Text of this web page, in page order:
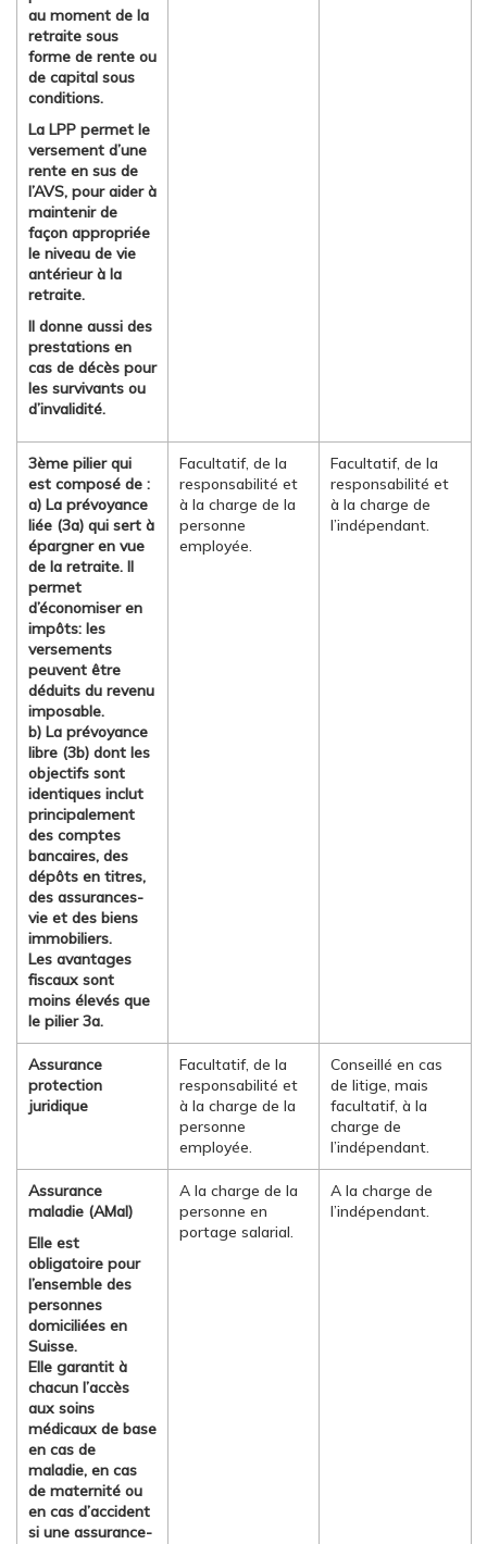
au moment de la
retraite sous
forme de rente ou
de capital sous
conditions.
La LPP permet le
versement d’une
rente en sus de
l’AVS, pour aider à
maintenir de
façon appropriée
le niveau de vie
antérieur à la
retraite.
Il donne aussi des
prestations en
cas de décès pour
les survivants ou
d’invalidité.
3ème pilier qui
est composé de :
a) La prévoyance
liée (3a) qui sert à
épargner en vue
de la retraite. Il
permet
d’économiser en
impôts: les
versements
peuvent être
déduits du revenu
imposable.
b) La prévoyance
libre (3b) dont les
objectifs sont
identiques inclut
principalement
des comptes
bancaires, des
dépôts en titres,
des assurances-
vie et des biens
immobiliers.
Les avantages
fiscaux sont
moins élevés que
le pilier 3a.
Facultatif, de la
responsabilité et
à la charge de la
personne
employée.
Facultatif, de la
responsabilité et
à la charge de
l’indépendant.
Assurance
protection
juridique
Facultatif, de la
responsabilité et
à la charge de la
personne
employée.
Conseillé en cas
de litige, mais
facultatif, à la
charge de
l’indépendant.
Assurance
maladie (AMal)
Elle est
obligatoire pour
l’ensemble des
personnes
domiciliées en
Suisse.
Elle garantit à
chacun l’accès
aux soins
médicaux de base
en cas de
maladie, en cas
de maternité ou
en cas d’accident
si une assurance-
A la charge de la
personne en
portage salarial.
A la charge de
l’indépendant.